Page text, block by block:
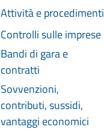
Attività e procedimenti
Controlli sulle imprese
Bandi di gara e
contratti
Sovvenzioni,
contributi, sussidi,
vantaggi economici